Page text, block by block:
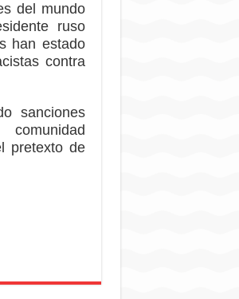
del mundo
ruso
han estado
contra
sanciones
pretexto de